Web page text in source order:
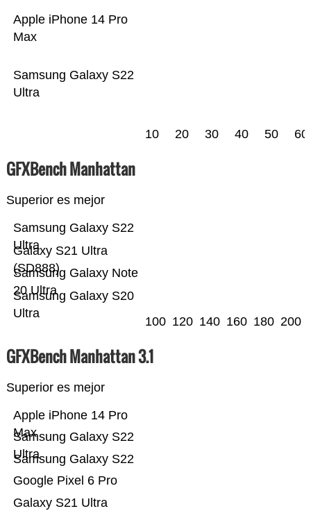
Samsung Galaxy S22
Ultra
Apple iPhone 14 Pro
Max
10 20 30 40 50 60
GFXBench Manhattan
Superior es mejor
Samsung Galaxy S20
Ultra
Samsung Galaxy Note
20 Ultra
Galaxy S21 Ultra
(SD888)
Samsung Galaxy S22
Ultra
100 120 140 160 180 200
GFXBench Manhattan 3.1
Superior es mejor
Galaxy S21 Ultra
Google Pixel 6 Pro
Samsung Galaxy S22
Samsung Galaxy S22
Ultra
Apple iPhone 14 Pro
Max